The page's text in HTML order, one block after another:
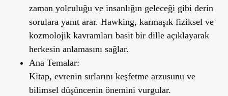
zaman yolculuğu ve insanlığın geleceği gibi derin
sorulara yanıt arar. Hawking, karmaşık fiziksel ve
kozmolojik kavramları basit bir dille açıklayarak
herkesin anlamasını sağlar.
Ana Temalar:
Kitap, evrenin sırlarını keşfetme arzusunu ve
bilimsel düşüncenin önemini vurgular.